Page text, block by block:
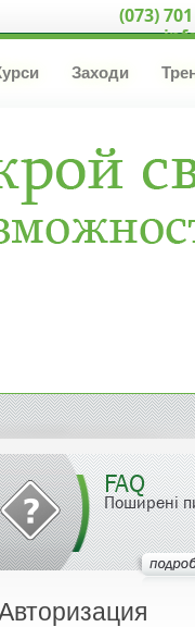
(073)
Заходи
FAQ
Поширені